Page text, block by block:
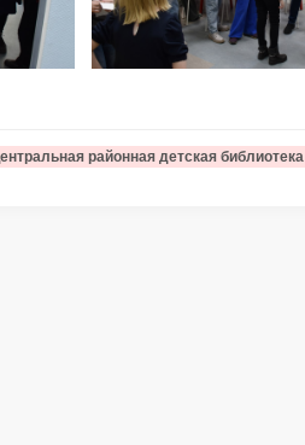
районная детская библиотека